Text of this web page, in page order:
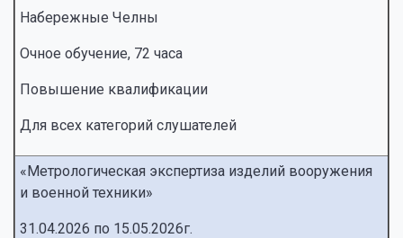
Набережные Челны
Очное обучение, 72 часа
Повышение квалификации
Для всех категорий слушателей
«Метрологическая экспертиза изделий вооружения
и военной техники»
31.04.2026 по 15.05.2026г.